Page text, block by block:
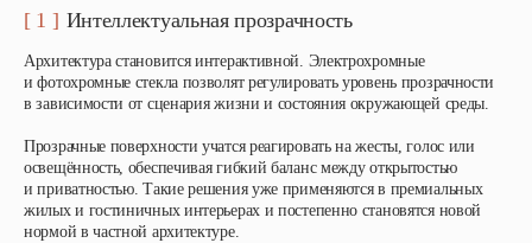
[ 1 ] Интеллектуальная прозрачность
Архитектура становится интерактивной. Электрохромные
и фотохромные стекла позволят регулировать уровень прозрачности
в зависимости от сценария жизни и состояния окружающей среды.
Прозрачные поверхности учатся реагировать на жесты, голос или
освещённость, обеспечивая гибкий баланс между открытостью
и приватностью. Такие решения уже применяются в премиальных
жилых и гостиничных интерьерах и постепенно становятся новой
нормой в частной архитектуре.